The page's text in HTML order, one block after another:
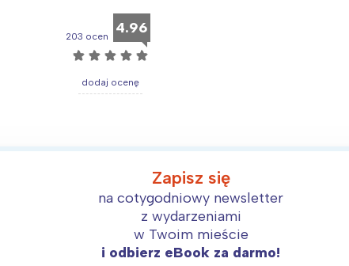
203 ocen 4.96
☆ ☆ ☆ ☆ ☆
dodaj ocenę
Zapisz się
na cotygodniowy newsletter
z wydarzeniami
w Twoim mieście
i odbierz eBook za darmo!